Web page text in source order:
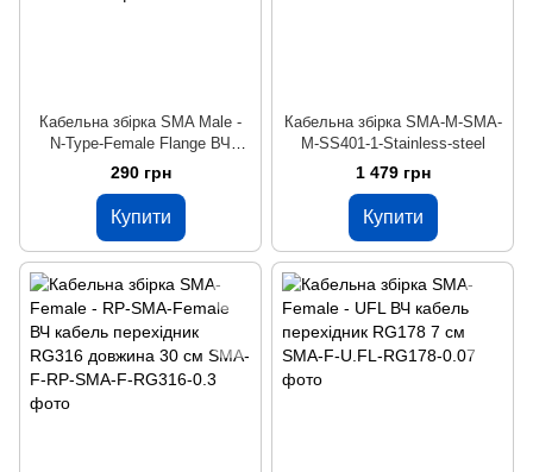
Кабельна збірка SMA Male -
N-Type-Female Flange ВЧ
кабель перехідник RG400
довжина 30 см
290 грн
Купити
Кабельна збірка SMA-M-SMA-
M-SS401-1-Stainless-steel
1 479 грн
Купити